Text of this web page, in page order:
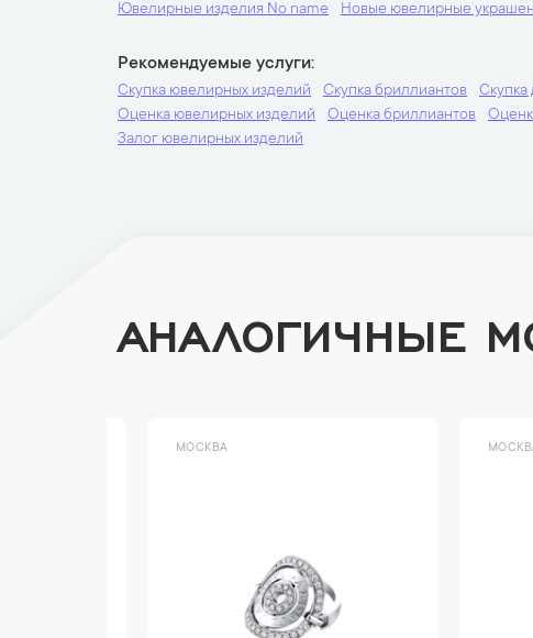
Ювелирные изделия No name Новые ювелирные
Рекомендуемые услуги
Скупка ювелирных изделий Скупка бриллиантов
Скупка
Оценка ювелирных изделий
Оценка бриллиантов
Залог ювелирных изделий
АНАЛОГИЧНЫЕ
МОСКВА МОСКВА